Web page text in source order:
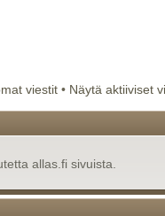
viestit • Näytä aktiiviset
allas.fi sivuista.